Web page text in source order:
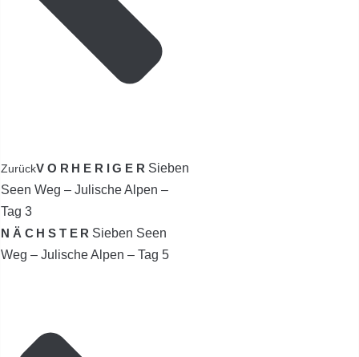
ZurückVORHERIGER Sieben
Seen Weg – Julische Alpen –
Tag 3
NÄCHSTER Sieben Seen
Weg – Julische Alpen – Tag 5